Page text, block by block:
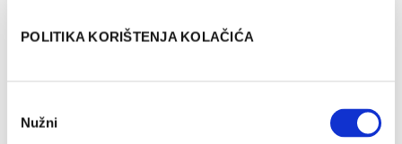
POLITIKA KORIŠTENJA KOLAČIĆA
pristanka
Nužni
dodacima prehrani.
Budući da je vani mračnije, može biti teško dobiti